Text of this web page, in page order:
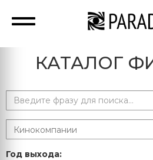
КАТАЛОГ
Год выхода: